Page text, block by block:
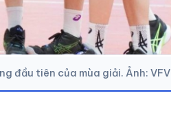
đầu tiên của mùa giải. Ảnh: VFV